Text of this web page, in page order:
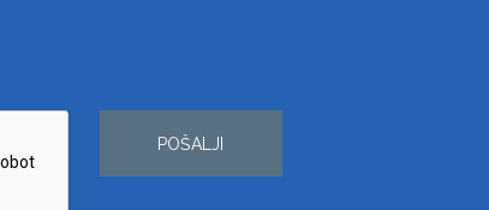
POŠALJI